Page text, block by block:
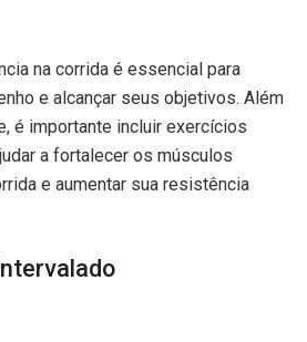
na corrida é essencial para
e alcançar seus objetivos. Além
é importante incluir exercícios
a fortalecer os músculos
e aumentar sua resistência